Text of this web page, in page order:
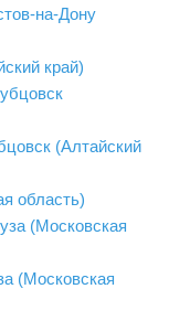
край)
область)